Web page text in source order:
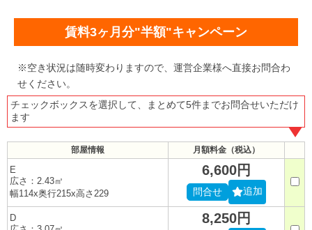
賃料3ヶ月分"半額"キャンペーン
※空き状況は随時変わりますので、運営企業様へ直接お問合わ
せください。
チェックボックスを選択して、まとめて5件までお問合せいただけ
ます
部屋情報 月額料金（税込）
E
広さ：2.43㎡
幅114x奥行215x高さ229
6,600円
問合せ 追加
D
8,250円